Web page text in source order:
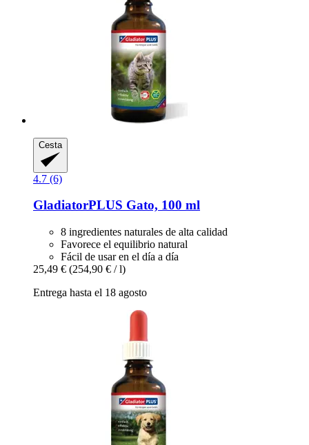
Cesta
4.7 (6)
GladiatorPLUS Gato, 100 ml
8 ingredientes naturales de alta calidad
Favorece el equilibrio natural
Fácil de usar en el día a día
25,49 € (254,90 € / l)
Entrega hasta el 18 agosto